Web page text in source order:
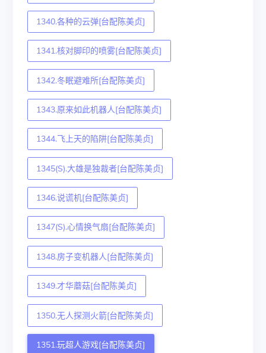
1340.各种的云弹[台配陈美贞]
1341.核对脚印的喷雾[台配陈美贞]
1342.冬眠避难所[台配陈美贞]
1343.原来如此机器人[台配陈美贞]
1344.飞上天的陷阱[台配陈美贞]
1345(S).大雄是独裁者[台配陈美贞]
1346.说谎机[台配陈美贞]
1347(S).心情换气扇[台配陈美贞]
1348.房子变机器人[台配陈美贞]
1349.才华蘑菇[台配陈美贞]
1350.无人探测火箭[台配陈美贞]
1351.玩超人游戏[台配陈美贞]